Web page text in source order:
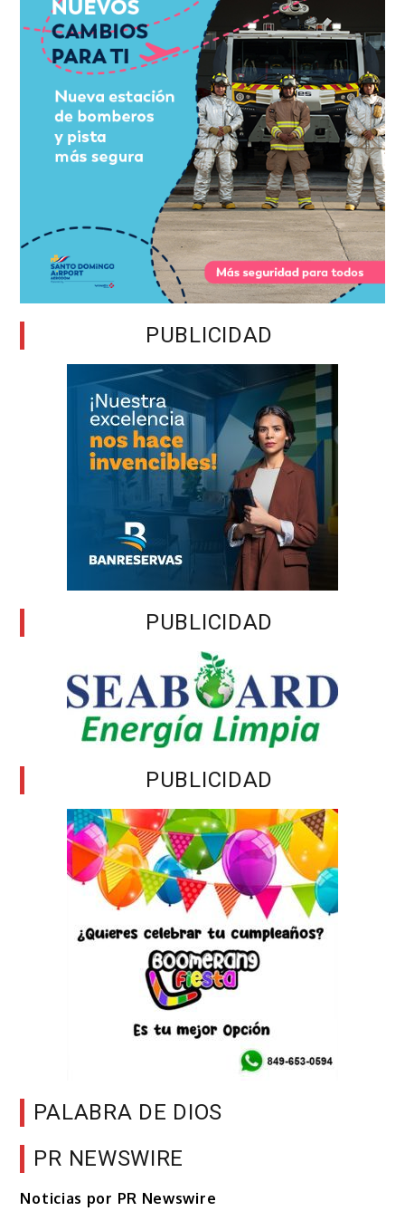
PUBLICIDAD
PUBLICIDAD
PUBLICIDAD
PALABRA DE DIOS
PR NEWSWIRE
Noticias por PR Newswire